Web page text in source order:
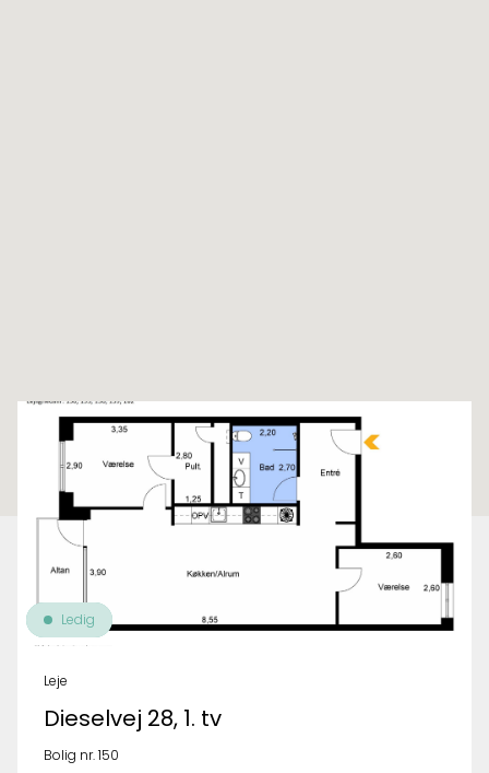
Ledig
Leje
Dieselvej 28, 1. tv
Bolig nr. 150